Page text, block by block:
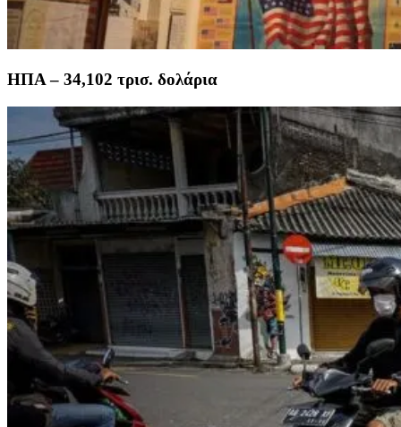
ΗΠΑ – 34,102 τρισ. δολάρια